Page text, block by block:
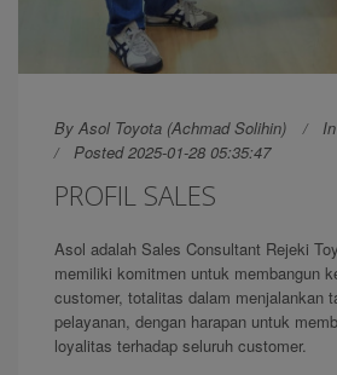
By Asol Toyota (Achmad Solihin) In
Posted 2025-01-28 05:35:47
PROFIL SALES
Asol adalah Sales Consultant Rejeki
memiliki komitmen untuk membangun
customer, totalitas dalam menjalankan
pelayanan, dengan harapan untuk
loyalitas terhadap seluruh customer.